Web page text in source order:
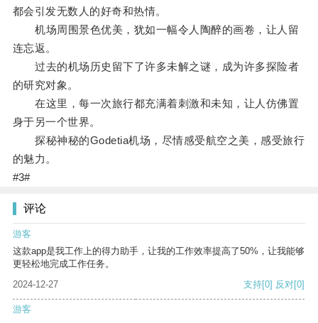
都会引发无数人的好奇和热情。
机场周围景色优美，犹如一幅令人陶醉的画卷，让人留
连忘返。
过去的机场历史留下了许多未解之谜，成为许多探险者
的研究对象。
在这里，每一次旅行都充满着刺激和未知，让人仿佛置
身于另一个世界。
探秘神秘的Godetia机场，尽情感受航空之美，感受旅行
的魅力。
#3#
评论
游客
这款app是我工作上的得力助手，让我的工作效率提高了50%，让我能够
更轻松地完成工作任务。
2024-12-27
支持[0] 反对[0]
游客